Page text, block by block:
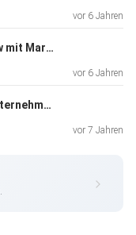
vor 6 Jahren
Great Place to Work, Interview mit Martin Bucher, Unternehmer
vor 6 Jahren
Der Purpose-Unsinn in der Unternehmensberatung
vor 7 Jahren